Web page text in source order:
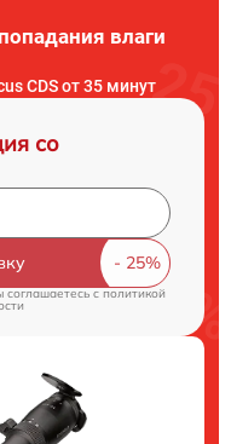
влаги
CDS от 35 минут
со
соглашаетесь cполитикой